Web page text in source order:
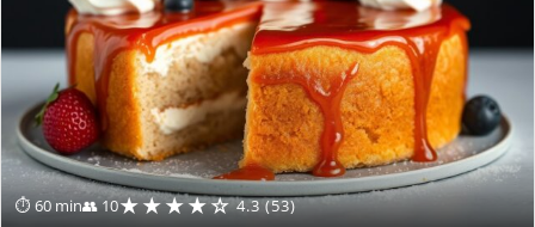
⏱ 60 min👥 10★★★★☆ 4.3 (53)